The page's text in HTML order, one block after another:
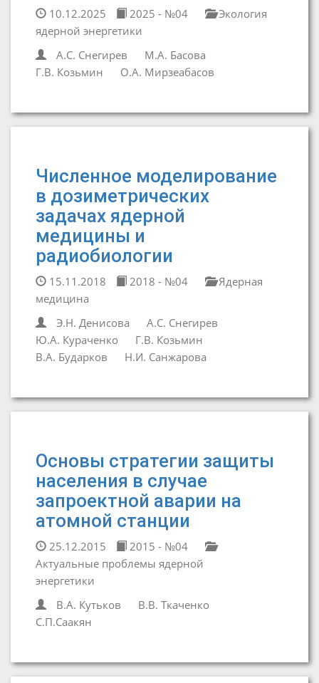
10.12.2025 2025 - №04
Экология
ядерной энергетики
А.С. Снегирев
М.А. Басова
Г.В. Козьмин
О.А. Мирзеабасов
Численное моделирование
в дозиметрических
задачах ядерной
медицины и
радиобиологии
15.11.2018 2018 - №04
Ядерная
медицина
Э.Н. Денисова
А.С. Снегирев
Ю.А. Кураченко
Г.В. Козьмин
В.А. Бударков
Н.И. Санжарова
Основы стратегии защиты
населения в случае
запроектной аварии на
атомной станции
25.12.2015
2015 - №04
Актуальные проблемы ядерной
энергетики
В.А. Кутьков
В.В. Ткаченко
С.П.Саакян